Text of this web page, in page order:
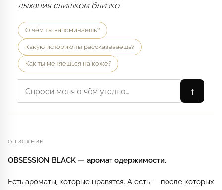
дыхания слишком близко.
О чём ты напоминаешь?
Какую историю ты рассказываешь?
Как ты меняешься на коже?
↑
ОПИСАНИЕ
OBSESSION BLACK — аромат одержимости.
Есть ароматы, которые нравятся. А есть — после которых